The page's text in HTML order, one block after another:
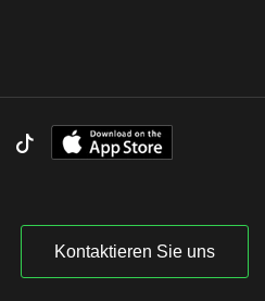
Kontaktieren Sie uns